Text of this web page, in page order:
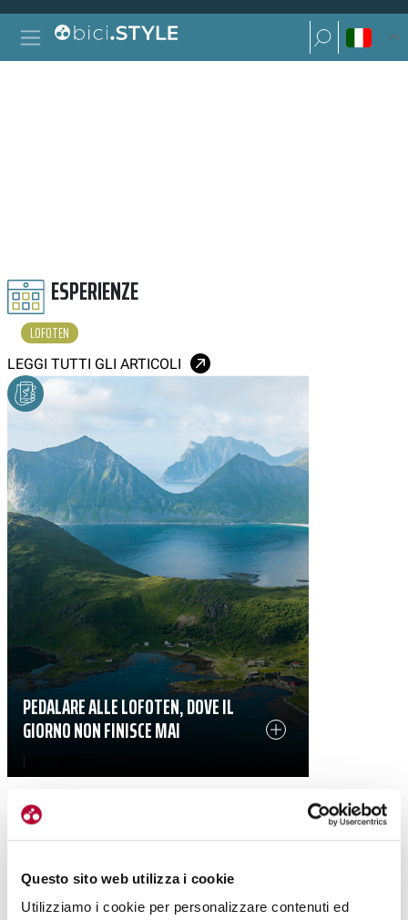
Questo sito web utilizza i cookie
Utilizziamo i cookie per personalizzare contenuti ed
Vai al contenuto
Navigazione principale
Ricerca per:
Ricerca per:
ESPERIENZE
LOFOTEN
LEGGI TUTTI GLI ARTICOLI
PEDALARE ALLE LOFOTEN, DOVE IL
GIORNO NON FINISCE MAI